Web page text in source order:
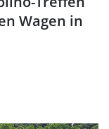
Wagen in